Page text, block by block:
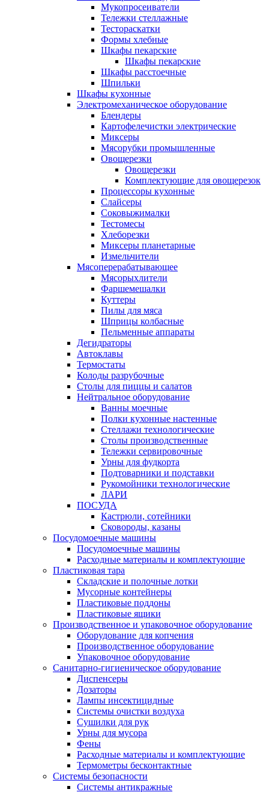
Мукопросеиватели
Тележки стеллажные
Тестораскатки
Формы хлебные
Шкафы пекарские
Шкафы пекарские
Шкафы расстоечные
Шпильки
Шкафы кухонные
Электромеханическое оборудование
Блендеры
Картофелечистки электрические
Миксеры
Мясорубки промышленные
Овощерезки
Овощерезки
Комплектующие для овощерезок
Процессоры кухонные
Слайсеры
Соковыжималки
Тестомесы
Хлеборезки
Миксеры планетарные
Измельчители
Мясоперерабатывающее
Мясорыхлители
Фаршемешалки
Куттеры
Пилы для мяса
Шприцы колбасные
Пельменные аппараты
Дегидраторы
Автоклавы
Термостаты
Колоды разрубочные
Столы для пиццы и салатов
Нейтральное оборудование
Ванны моечные
Полки кухонные настенные
Стеллажи технологические
Столы производственные
Тележки сервировочные
Урны для фудкорта
Подтоварники и подставки
Рукомойники технологические
ЛАРИ
ПОСУДА
Кастрюли, сотейники
Сковороды, казаны
Посудомоечные машины
Посудомоечные машины
Расходные материалы и комплектующие
Пластиковая тара
Складские и полочные лотки
Мусорные контейнеры
Пластиковые поддоны
Пластиковые ящики
Производственное и упаковочное оборудование
Оборудование для копчения
Производственное оборудование
Упаковочное оборудование
Санитарно-гигиеническое оборудование
Диспенсеры
Дозаторы
Лампы инсектицидные
Системы очистки воздуха
Сушилки для рук
Урны для мусора
Фены
Расходные материалы и комплектующие
Термометры бесконтактные
Системы безопасности
Системы антикражные